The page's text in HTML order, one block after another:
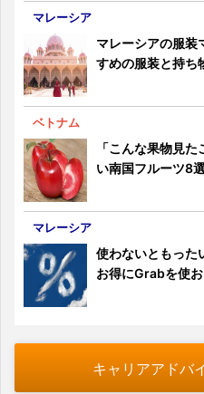
マレーシア
マレーシアの服装
すめの服装と持ち
ベトナム
「こんな果物見
い南国フルーツ8
マレーシア
使わないともった
お得にGrabを使お
キャリアアドバ